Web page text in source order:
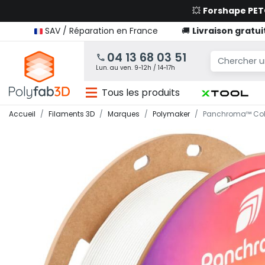
💥 Forshape
SAV / Réparation en France
🚚 Livraison
04 13 68 03 51
Lun. au ven. 9-12h / 14-17h
Tous les produits
Accueil Filaments 3D Marques Polymaker Panchroma™